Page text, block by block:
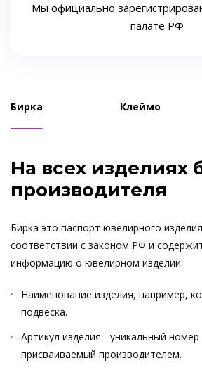
Мы официально
палате РФ
Бирка Клеймо
На всех изделиях
производителя
Бирка это паспорт ювелирного
соответствии с законом РФ и
информацию о ювелирном изделии:
Наименование изделия, например,
подвеска.
Артикул изделия - уникальный номер
присваиваемый производителем.